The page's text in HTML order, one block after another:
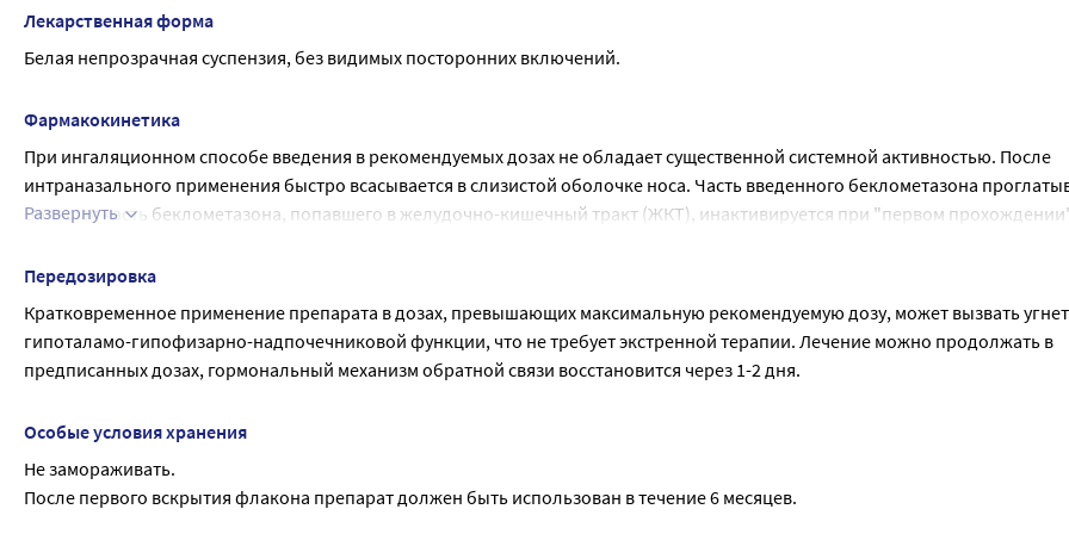
Лекарственная форма
Белая непрозрачная суспензия, без видимых посторонних включений.
Фармакокинетика
При ингаляционном способе введения в рекомендуемых дозах не обладает существенной системной активностью. После
интраназального применения быстро всасывается в слизистой оболочке носа. Часть введенного беклометазона
Большая часть беклометазона, попавшего в желудочно-кишечный тракт (ЖКТ), инактивируется при "первом
метаболита беклометазон-17-монопропионат характеризуется высоким плазменным клиренсом (150 и 120 л/ч), периоды
введения, в течение 96 часов выводится через кишечник преимущественно в виде полярных метаболитов, 10-15% - почками.
Развернуть
Передозировка
Кратковременное применение препарата в дозах, превышающих максимальную рекомендуемую дозу, может вызвать
гипоталамо-гипофизарно-надпочечниковой функции, что не требует экстренной терапии. Лечение можно продолжать в
предписанных дозах, гормональный механизм обратной связи восстановится через 1-2 дня.
Особые условия хранения
Не замораживать.
После первого вскрытия флакона препарат должен быть использован в течение 6 месяцев.